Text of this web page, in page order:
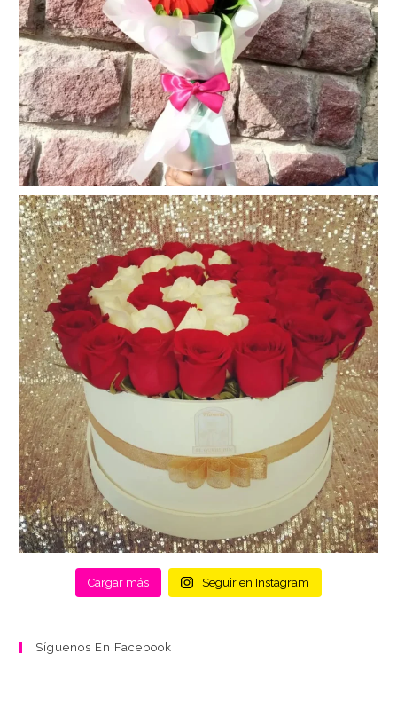
Cargar más Seguir en Instagram
Síguenos En Facebook